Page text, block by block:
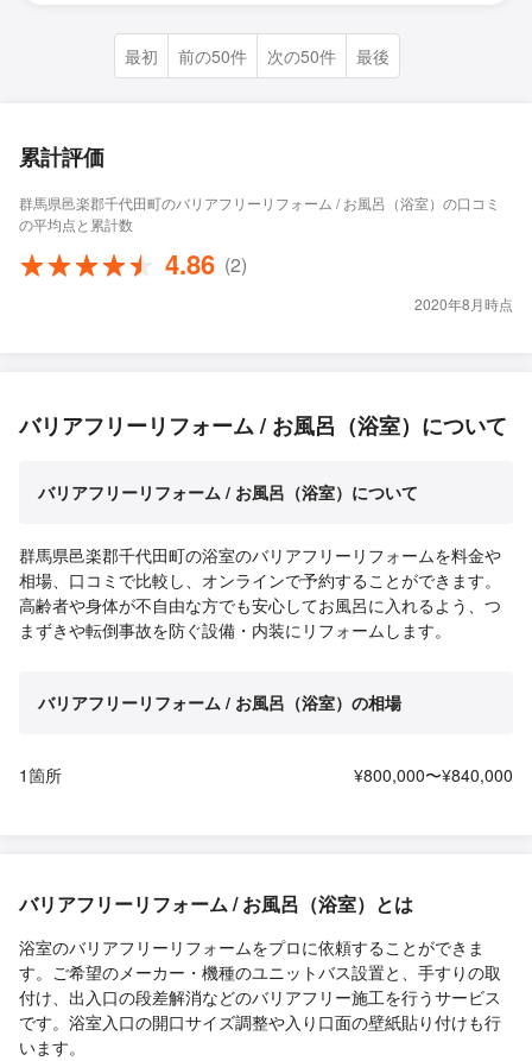
最初 前の50件 次の50件 最後
累計評価
群馬県邑楽郡千代田町のバリアフリーリフォーム / お風呂（浴室）の口コミ
の平均点と累計数
4.86 (2)
2020年8月時点
バリアフリーリフォーム / お風呂（浴室）について
バリアフリーリフォーム / お風呂（浴室）について
群馬県邑楽郡千代田町の浴室のバリアフリーリフォームを料金や
相場、口コミで比較し、オンラインで予約することができます。
高齢者や身体が不自由な方でも安心してお風呂に入れるよう、つ
まずきや転倒事故を防ぐ設備・内装にリフォームします。
バリアフリーリフォーム / お風呂（浴室）の相場
1箇所 ¥800,000〜¥840,000
バリアフリーリフォーム / お風呂（浴室）とは
浴室のバリアフリーリフォームをプロに依頼することができま
す。ご希望のメーカー・機種のユニットバス設置と、手すりの取
付け、出入口の段差解消などのバリアフリー施工を行うサービス
です。浴室入口の開口サイズ調整や入り口面の壁紙貼り付けも行
います。